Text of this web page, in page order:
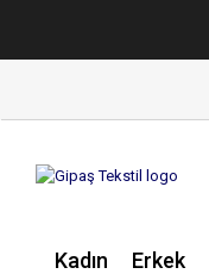
Kadın Erkek